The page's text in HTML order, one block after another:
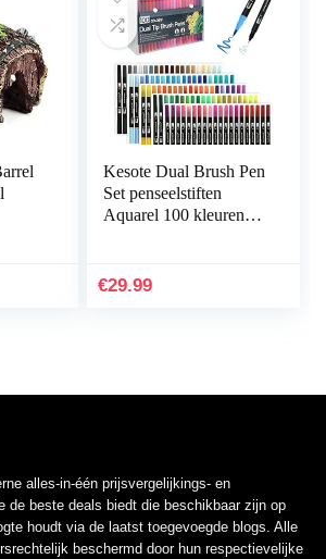
Kesote Dual Brush Pen
Set penseelstiften
Aquarel 100 kleuren
handbelettering…
€29.99
alles-in-één prijsvergelijkings- en
de beste deals biedt die beschikbaar zijn op
houdt via de laatst toegevoegde blogs. Alle
beschermd door hun respectievelijke